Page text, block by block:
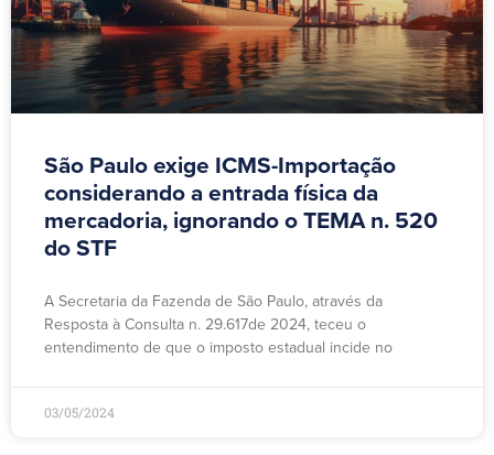
São Paulo exige ICMS-Importação
considerando a entrada física da
mercadoria, ignorando o TEMA n. 520
do STF
A Secretaria da Fazenda de São Paulo, através da
Resposta à Consulta n. 29.617de 2024, teceu o
entendimento de que o imposto estadual incide no
03/05/2024